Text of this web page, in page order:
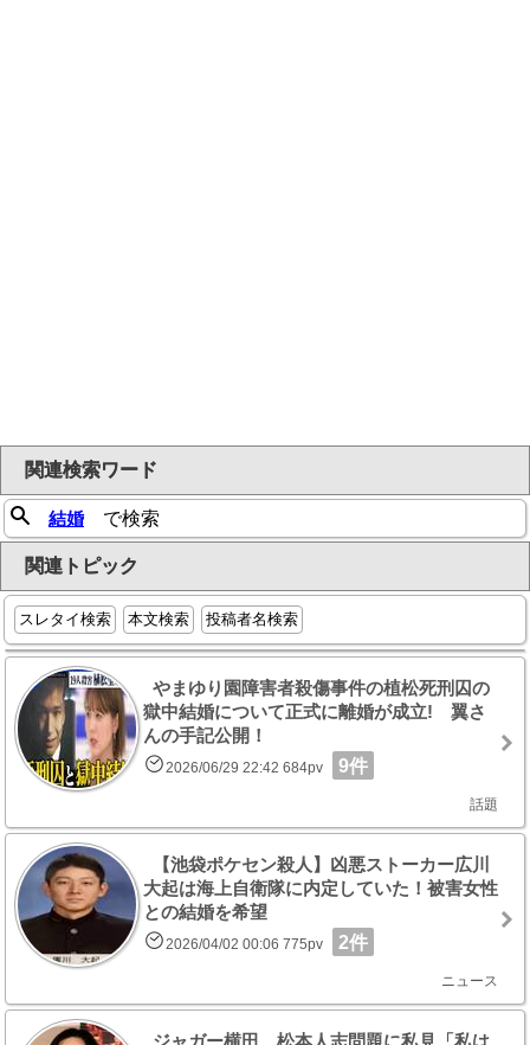
関連検索ワード
結婚で検索
関連トピック
スレタイ検索 本文検索 投稿者名検索
やまゆり園障害者殺傷事件の植松死刑囚の
獄中結婚について正式に離婚が成立! 翼さ
んの手記公開！
2026/06/29 22:42 684pv 9件
話題
【池袋ポケセン殺人】凶悪ストーカー広川
大起は海上自衛隊に内定していた！被害女性
との結婚を希望
2026/04/02 00:06 775pv 2件
ニュース